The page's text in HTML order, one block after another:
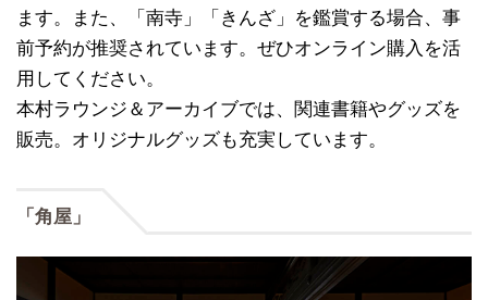
ます。また、「南寺」「きんざ」を鑑賞する場合、事
前予約が推奨されています。ぜひオンライン購入を活
用してください。
本村ラウンジ＆アーカイブでは、関連書籍やグッズを
販売。オリジナルグッズも充実しています。
「角屋」